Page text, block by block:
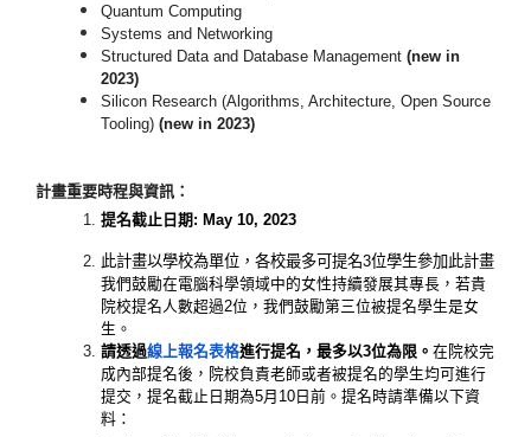
Quantum Computing
Systems and Networking
Structured Data and Database Management (new in
2023)
Silicon Research (Algorithms, Architecture, Open Source
Tooling) (new in 2023)
計畫重要時程與資訊：
提名截止日期: May 10, 2023
此計畫以學校為單位，各校最多可提名3位學生參加此計畫
我們鼓勵在電腦科學領域中的女性持續發展其專長， 若貴
院校提名人數超過2位，我們鼓勵第三位被提名學生是女
生。
請透過線上報名表格進行提名，最多以3位為限。 在院校完
成內部提名後 ，院校負責老師或者被提名的學生均可進行
提交，提名截止日期為5月10日前。提名時請準備以下資
料：